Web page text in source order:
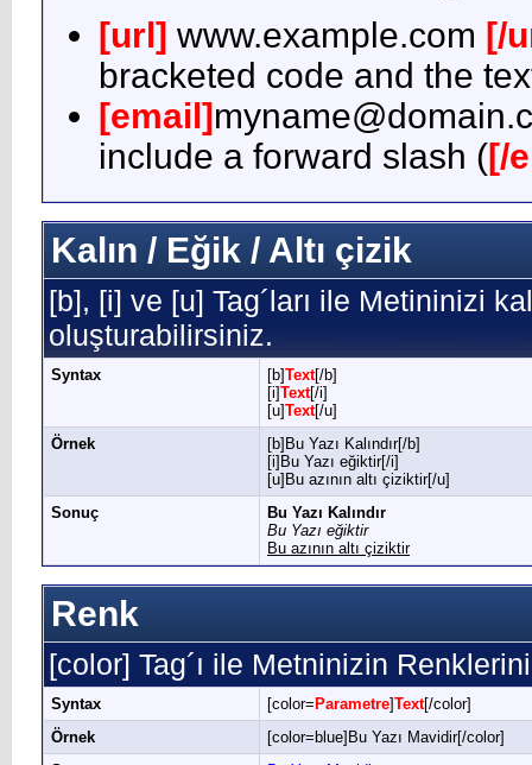
[url] www.example.com [/
bracketed code and the
[email]
include a forward slash ([/
Kalın / Eğik / Altı çizik
[b], [i] ve [u] Tag´ları ile Metininizi
oluşturabilirsiniz.
Syntax [b]Text[/b]
[i]Text[/i]
[u]Text[/u]
Örnek
[b]Bu Yazı Kalındır[/b]
[i]Bu Yazı eğiktir[/i]
[u]Bu azının altı çiziktir[/u]
Sonuç
Bu Yazı Kalındır
Bu Yazı eğiktir
Bu azının altı çiziktir
Renk
[color] Tag´ı ile Metninizin
Syntax [color= Parametre]Text[/color]
Örnek
[color=blue]Bu Yazı Mavidir[/color]